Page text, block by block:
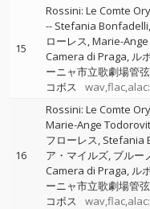
15
Rossini: Le Comte
-- Stefania Bonfadelli
ローレス Marie-
Camera di Praga ル
ーニャ市立歌劇場管
コボス
16
Rossini: Le Comte
Marie-Ange
フローレス Stefania
ア・マイルズ ブルー
Camera di Praga ル
ーニャ市立歌劇場管
コボス